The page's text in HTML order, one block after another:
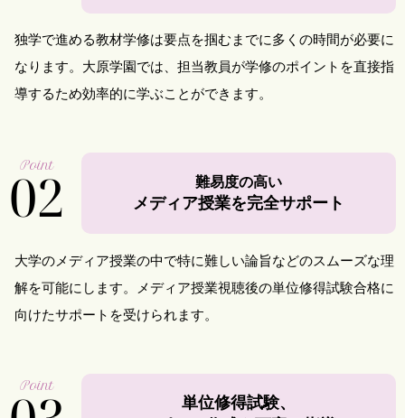
独学で進める教材学修は要点を掴むまでに多くの時間が必要に
なります。大原学園では、担当教員が学修のポイントを直接指
導するため効率的に学ぶことができます。
Point
02 難易度の高い
メディア授業を完全サポート
大学のメディア授業の中で特に難しい論旨などのスムーズな理
解を可能にします。メディア授業視聴後の単位修得試験合格に
向けたサポートを受けられます。
Point
単位修得試験、